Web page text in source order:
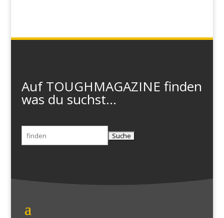
Auf TOUGHMAGAZINE finden
was du suchst...
Suchen
nach: